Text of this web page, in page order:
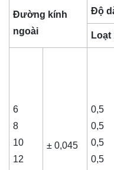
Đường kính
ngoài
Độ
Loạt
6
8
10
12
± 0,045
0,5
0,5
0,5
0,5